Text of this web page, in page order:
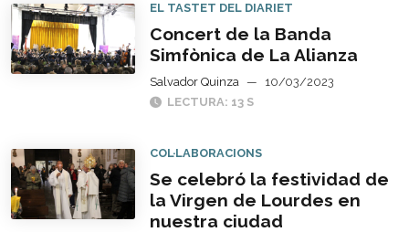
EL TASTET DEL DIARIET
Concert de la Banda
Simfònica de La Alianza
Salvador Quinza —
10/03/2023
LECTURA: 13 S
COL·LABORACIONS
Se celebró la festividad de
la Virgen de Lourdes en
nuestra ciudad